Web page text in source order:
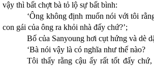
vậy thì bất chợt bà tỏ lộ sự bất bình:
‘Ông không định muốn nói với tôi
con gái của ông ra khỏi nhà đấy chứ?’;
Bố của Sanyoung hơi cụt hứng và dè
‘Bà nói vậy là có nghĩa như thế nào?
Tôi thấy rằng cậu ấy rất tốt đấy chứ,